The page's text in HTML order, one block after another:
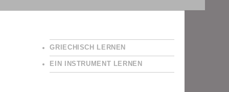
GRIECHISCH LERNEN
EIN INSTRUMENT LERNEN